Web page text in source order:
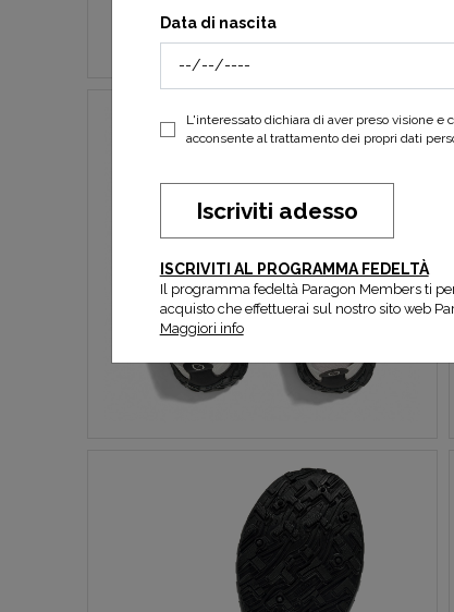
Data di nascita
L'interessato dichiara di aver preso visione e
acconsente al trattamento dei propri dati
Iscriviti adesso
ISCRIVITI AL PROGRAMMA FEDELTÀ
Il programma fedeltà Paragon Members ti
acquisto che effettuerai sul nostro sito web
Maggiori info